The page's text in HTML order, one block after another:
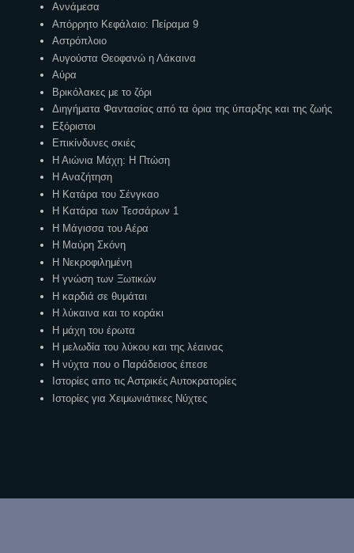
Αννάμεσα
Απόρρητο Κεφάλαιο: Πείραμα 9
Αστρόπλοιο
Αυγούστα Θεοφανώ η Λάκαινα
Αύρα
Βρικόλακες με το ζόρι
Διηγήματα Φαντασίας από τα όρια της ύπαρξης και της ζωής
Εξόριστοι
Επικίνδυνες σκιές
Η Αιώνια Μάχη: Η Πτώση
Η Αναζήτηση
Η Κατάρα του Σένγκαο
Η Κατάρα των Τεσσάρων 1
Η Μάγισσα του Αέρα
Η Μαύρη Σκόνη
Η Νεκροφιλημένη
Η γνώση των Ξωτικών
Η καρδιά σε θυμάται
Η λύκαινα και το κοράκι
Η μάχη του έρωτα
Η μελωδία του λύκου και της λέαινας
Η νύχτα που ο Παράδεισος έπεσε
Ιστορίες απο τις Αστρικές Αυτοκρατορίες
Ιστορίες για Χειμωνιάτικες Νύχτες